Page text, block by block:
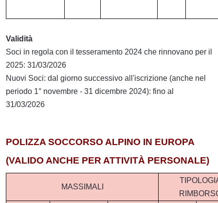
Validità
Soci in regola con il tesseramento 2024 che rinnovano per il
2025: 31/03/2026
Nuovi Soci: dal giorno successivo all'iscrizione (anche nel
periodo 1° novembre - 31 dicembre 2024): fino al
31/03/2026
POLIZZA SOCCORSO ALPINO IN EUROPA
(VALIDO ANCHE PER ATTIVITÀ PERSONALE)
MASSIMALI